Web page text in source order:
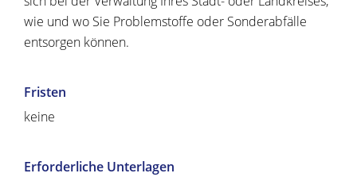
wie und wo Sie Problemstoffe oder Sonderabfälle
entsorgen können.
Fristen
keine
Erforderliche Unterlagen